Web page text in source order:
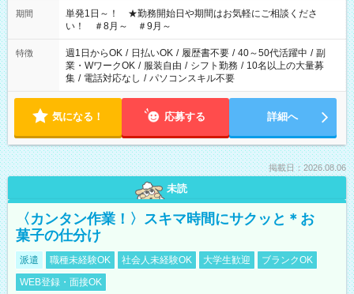
期間
単発1日～！ ★勤務開始日や期間はお気軽にご相談くださ
い！ ＃8月～ ＃9月～
特徴 週1日からOK / 日払いOK / 履歴書不要 / 40～50代活躍中 / 副
業・WワークOK / 服装自由 / シフト勤務 / 10名以上の大量募
集 / 電話対応なし / パソコンスキル不要
気になる！ 応募する 詳細へ
掲載日：2026.08.06
未読
〈カンタン作業！〉スキマ時間にサクッと＊お
菓子の仕分け
派遣 職種未経験OK 社会人未経験OK 大学生歓迎
ブランクOK
WEB登録・面接OK